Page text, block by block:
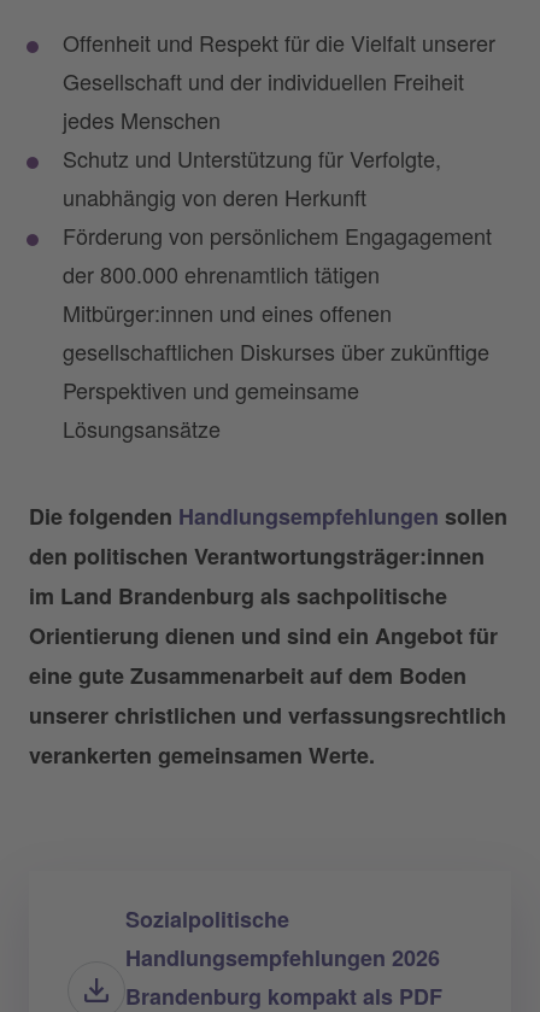
Offenheit und Respekt für die Vielfalt unserer
Gesellschaft und der individuellen Freiheit
jedes Menschen
Schutz und Unterstützung für Verfolgte,
unabhängig von deren Herkunft
Förderung von persönlichem Engagagement
der 800.000 ehrenamtlich tätigen
Mitbürger:innen und eines offenen
gesellschaftlichen Diskurses über zukünftige
Perspektiven und gemeinsame
Lösungsansätze
Die folgenden Handlungsempfehlungen sollen
den politischen Verantwortungsträger:innen
im Land Brandenburg als sachpolitische
Orientierung dienen und sind ein Angebot für
eine gute Zusammenarbeit auf dem Boden
unserer christlichen und verfassungsrechtlich
verankerten gemeinsamen Werte.
Sozialpolitische
Handlungsempfehlungen 2026
Brandenburg kompakt als PDF